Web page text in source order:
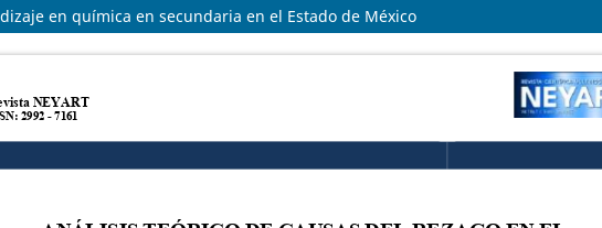
en química en secundaria en el Estado de México